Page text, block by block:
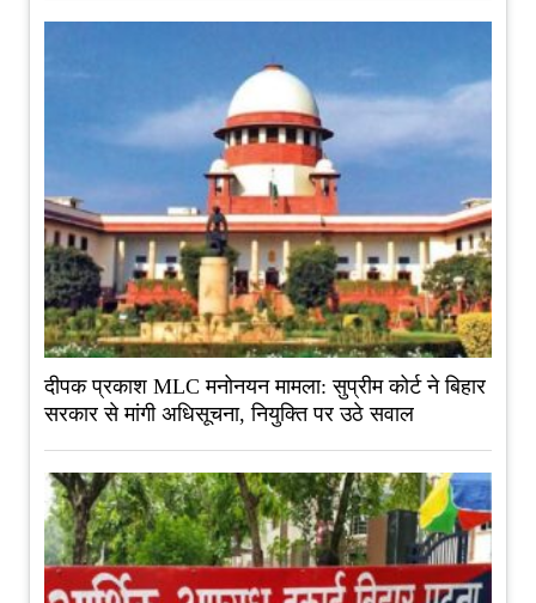
दीपक प्रकाश MLC मनोनयन मामला: सुप्रीम कोर्ट ने बिहार
सरकार से मांगी अधिसूचना, नियुक्ति पर उठे सवाल